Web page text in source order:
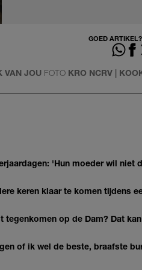
GOED
VAN JOU FOTO KRO NCRV |
'Hun moeder wil niet
keren klaar te komen tijdens
tegenkomen op de Dam? Dat
of ik wel de beste, braafste